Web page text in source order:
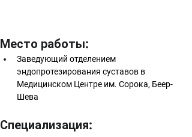
Место работы:
Заведующий отделением
эндопротезирования суставов в
Медицинском Центре им. Сорока, Беер-
Шева
Специализация: